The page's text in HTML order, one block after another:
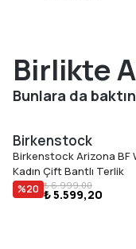
Birlikte
Bunlara da
Birkenstock
Birkenstock Arizona BF
Kadın Çift Bantlı Terlik
%20 ₺ 6.999,00
₺ 5.599,20